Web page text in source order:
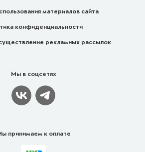
материалов сайта
конфиденциальности
рекламных рассылок
Мы в соцсетях
принимаем к оплате